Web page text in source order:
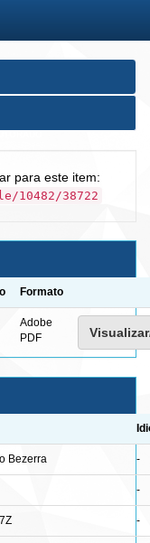
para este item:
38722
Formato
Adobe
PDF
Bezerra -
-
-